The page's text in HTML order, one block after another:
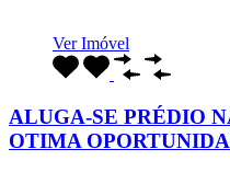
Ver Imóvel
ALUGA-SE PRÉDIO
OTIMA